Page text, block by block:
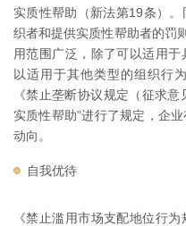
实质性帮助（新法第19条）
织者和提供实质性帮助者的罚
用范围广泛，除了可以适用
以适用于其他类型的组织行
《禁止垄断协议规定（征求
实质性帮助”进行了规定，企
动向。
自我优待
《禁止滥用市场支配地位行